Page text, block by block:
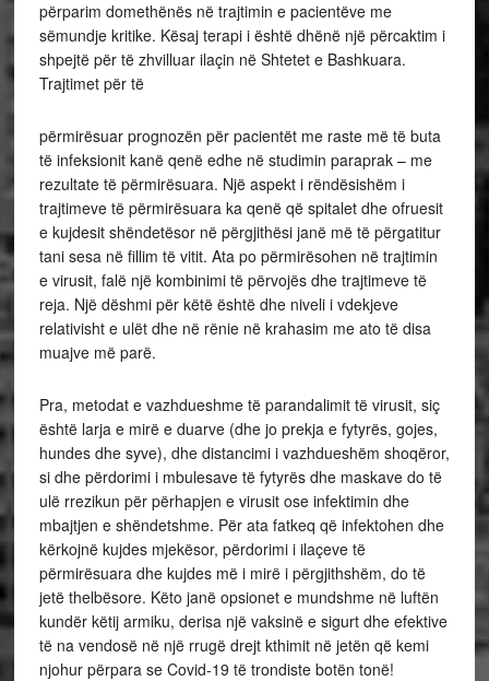
përparim domethënës në trajtimin e pacientëve me
sëmundje kritike. Kësaj terapi i është dhënë një përcaktim i
shpejtë për të zhvilluar ilaçin në Shtetet e Bashkuara.
Trajtimet për të
përmirësuar prognozën për pacientët me raste më të buta
të infeksionit kanë qenë edhe në studimin paraprak – me
rezultate të përmirësuara. Një aspekt i rëndësishëm i
trajtimeve të përmirësuara ka qenë që spitalet dhe ofruesit
e kujdesit shëndetësor në përgjithësi janë më të përgatitur
tani sesa në fillim të vitit. Ata po përmirësohen në trajtimin
e virusit, falë një kombinimi të përvojës dhe trajtimeve të
reja. Një dëshmi për këtë është dhe niveli i vdekjeve
relativisht e ulët dhe në rënie në krahasim me ato të disa
muajve më parë.
Pra, metodat e vazhdueshme të parandalimit të virusit, siç
është larja e mirë e duarve (dhe jo prekja e fytyrës, gojes,
hundes dhe syve), dhe distancimi i vazhdueshëm shoqëror,
si dhe përdorimi i mbulesave të fytyrës dhe maskave do të
ulë rrezikun për përhapjen e virusit ose infektimin dhe
mbajtjen e shëndetshme. Për ata fatkeq që infektohen dhe
kërkojnë kujdes mjekësor, përdorimi i ilaçeve të
përmirësuara dhe kujdes më i mirë i përgjithshëm, do të
jetë thelbësore. Këto janë opsionet e mundshme në luftën
kundër këtij armiku, derisa një vaksinë e sigurt dhe efektive
të na vendosë në një rrugë drejt kthimit në jetën që kemi
njohur përpara se Covid-19 të trondiste botën tonë!